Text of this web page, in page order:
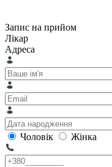
Запис на прийом
Лікар
Адреса
Чоловік Жінка